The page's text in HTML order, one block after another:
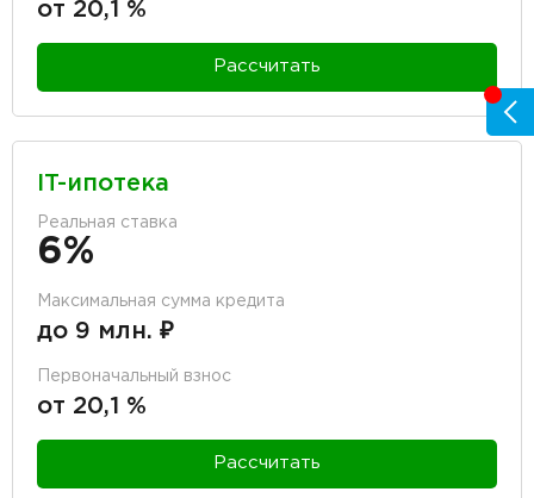
от 20,1 %
Рассчитать
IT-ипотека
Реальная ставка
6%
Максимальная сумма кредита
до 9 млн. ₽
Первоначальный взнос
от 20,1 %
Рассчитать